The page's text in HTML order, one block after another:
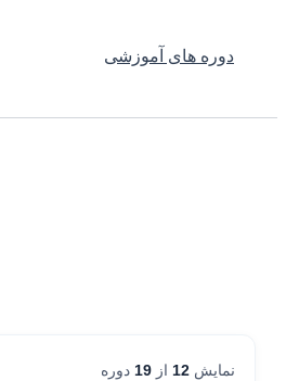
دوره های آموزشی
نمایش 12 از 19 دوره